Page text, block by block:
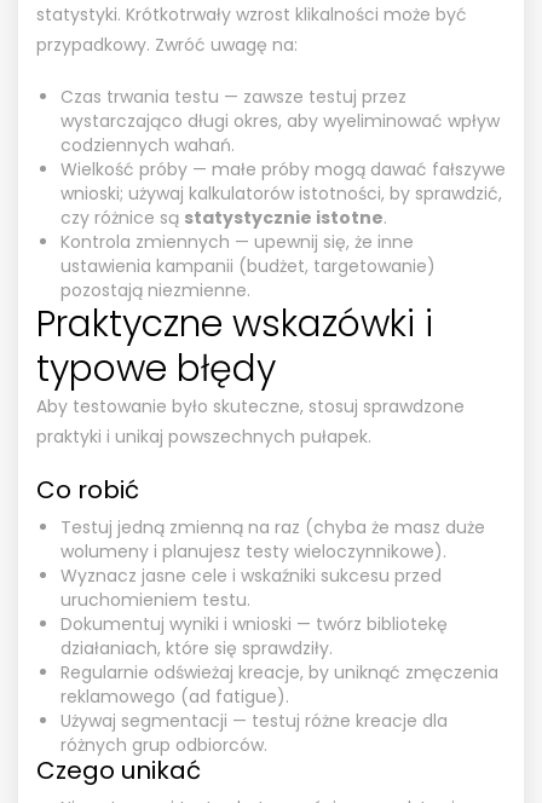
statystyki. Krótkotrwały wzrost klikalności może być
przypadkowy. Zwróć uwagę na:
Czas trwania testu — zawsze testuj przez
wystarczająco długi okres, aby wyeliminować wpływ
codziennych wahań.
Wielkość próby — małe próby mogą dawać fałszywe
wnioski; używaj kalkulatorów istotności, by sprawdzić,
czy różnice są statystycznie istotne.
Kontrola zmiennych — upewnij się, że inne
ustawienia kampanii (budżet, targetowanie)
pozostają niezmienne.
Praktyczne wskazówki i
typowe błędy
Aby testowanie było skuteczne, stosuj sprawdzone
praktyki i unikaj powszechnych pułapek.
Co robić
Testuj jedną zmienną na raz (chyba że masz duże
wolumeny i planujesz testy wieloczynnikowe).
Wyznacz jasne cele i wskaźniki sukcesu przed
uruchomieniem testu.
Dokumentuj wyniki i wnioski — twórz bibliotekę
działaniach, które się sprawdziły.
Regularnie odświeżaj kreacje, by uniknąć zmęczenia
reklamowego (ad fatigue).
Używaj segmentacji — testuj różne kreacje dla
różnych grup odbiorców.
Czego unikać